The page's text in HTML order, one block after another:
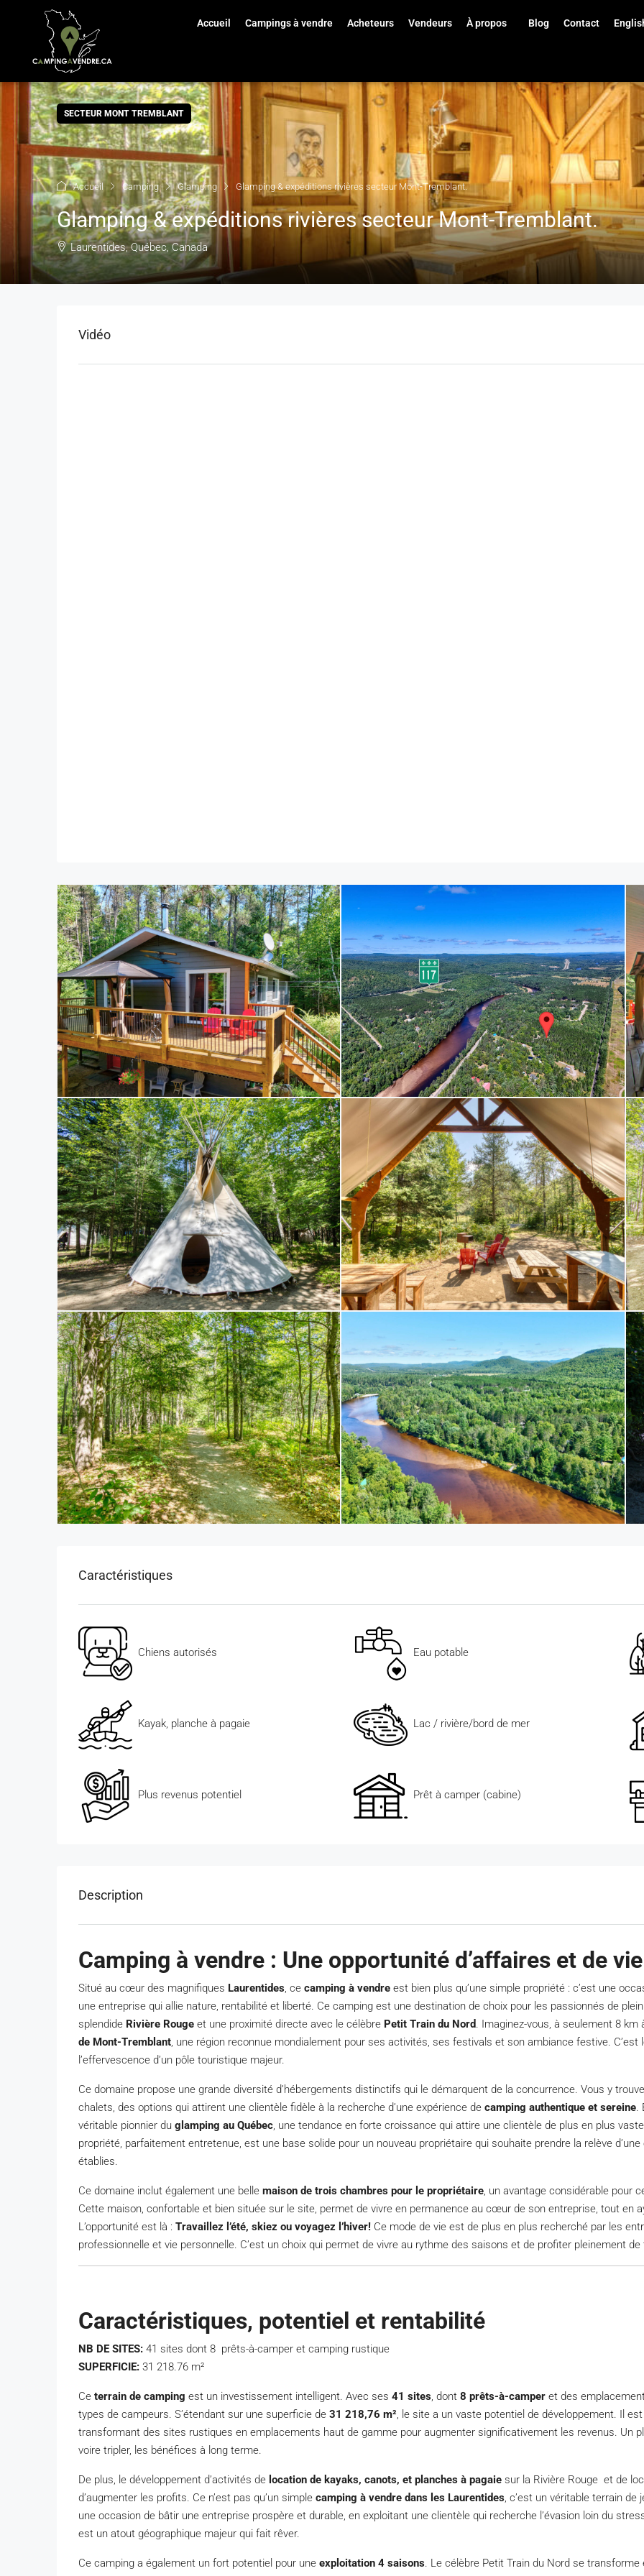
Accueil Campings à vendre Acheteurs Vendeurs À propos Blog Contact
SECTEUR MONT TREMBLANT
Accueil Camping Glamping Glamping & expéditions rivières secteur Mont-Tremblant.
Glamping & expéditions rivières secteur Mont-Tremblant.
Laurentides, Québec, Canada
Vidéo
Caractéristiques
Chiens autorisés Eau potable
Kayak, planche à pagaie Lac / rivière/bord de mer
Plus revenus potentiel Prêt à camper (cabine)
Description
Camping à vendre : Une opportunité d’affaires et de
Situé au cœur des magnifiques Laurentides, ce camping à vendre est bien plus qu’une simple propriété : c’est une
une entreprise qui allie nature, rentabilité et liberté. Ce camping est une destination de choix pour les passionnés de
splendide Rivière Rouge et une proximité directe avec le célèbre Petit Train du Nord. Imaginez-vous, à seulement 8
de Mont-Tremblant, une région reconnue mondialement pour ses activités, ses festivals et son ambiance festive.
l’effervescence d’un pôle touristique majeur.
Ce domaine propose une grande diversité d’hébergements distinctifs qui le démarquent de la concurrence. Vous y
chalets, des options qui attirent une clientèle fidèle à la recherche d’une expérience de camping authentique et sereine.
véritable pionnier du glamping au Québec, une tendance en forte croissance qui attire une clientèle de plus en plus
propriété, parfaitement entretenue, est une base solide pour un nouveau propriétaire qui souhaite prendre la relève
établies.
Ce domaine inclut également une belle maison de trois chambres pour le propriétaire, un avantage considérable pour
Cette maison, confortable et bien située sur le site, permet de vivre en permanence au cœur de son entreprise, tout en
L’opportunité est là : Travaillez l’été, skiez ou voyagez l’hiver! Ce mode de vie est de plus en plus recherché par les
professionnelle et vie personnelle. C’est un choix qui permet de vivre au rythme des saisons et de profiter pleinement
Caractéristiques, potentiel et rentabilité
NB DE SITES: 41 sites dont 8 prêts-à-camper et camping rustique
SUPERFICIE: 31 218.76 m²
Ce terrain de camping est un investissement intelligent. Avec ses 41 sites, dont 8 prêts-à-camper et des
types de campeurs. S’étendant sur une superficie de 31 218,76 m², le site a un vaste potentiel de développement. Il
transformant des sites rustiques en emplacements haut de gamme pour augmenter significativement les revenus. Un
voire tripler, les bénéfices à long terme.
De plus, le développement d’activités de location de kayaks, canots, et planches à pagaie sur la Rivière Rouge et de
d’augmenter les profits. Ce n’est pas qu’un simple camping à vendre dans les Laurentides, c’est un véritable terrain de
une occasion de bâtir une entreprise prospère et durable, en exploitant une clientèle qui recherche l’évasion loin du
est un atout géographique majeur qui fait rêver.
Ce camping a également un fort potentiel pour une exploitation 4 saisons. Le célèbre Petit Train du Nord se